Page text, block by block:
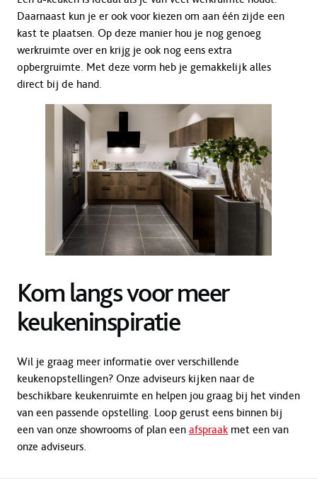
Daarnaast kun je er ook voor kiezen om aan één zijde een
kast te plaatsen. Op deze manier hou je nog genoeg
werkruimte over en krijg je ook nog eens extra
opbergruimte. Met deze vorm heb je gemakkelijk alles
direct bij de hand.
Kom langs voor meer
keukeninspiratie
Wil je graag meer informatie over verschillende
keukenopstellingen? Onze adviseurs kijken naar de
beschikbare keukenruimte en helpen jou graag bij het vinden
van een passende opstelling. Loop gerust eens binnen bij
een van onze showrooms of plan een afspraak met een van
onze adviseurs.